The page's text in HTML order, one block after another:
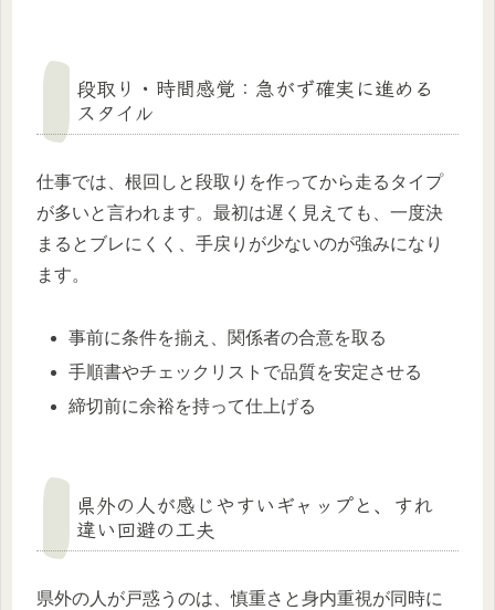
段取り・時間感覚：急がず確実に進める
スタイル
仕事では、根回しと段取りを作ってから走るタイプ
が多いと言われます。最初は遅く見えても、一度決
まるとブレにくく、手戻りが少ないのが強みになり
ます。
事前に条件を揃え、関係者の合意を取る
手順書やチェックリストで品質を安定させる
締切前に余裕を持って仕上げる
県外の人が感じやすいギャップと、すれ
違い回避の工夫
県外の人が戸惑うのは、慎重さと身内重視が同時に